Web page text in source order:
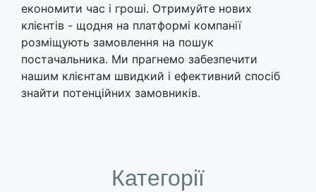
економити час і гроші. Отримуйте нових
клієнтів - щодня на платформі компанії
розміщують замовлення на пошук
постачальника. Ми прагнемо забезпечити
нашим клієнтам швидкий і ефективний спосіб
знайти потенційних замовників.
Категорії